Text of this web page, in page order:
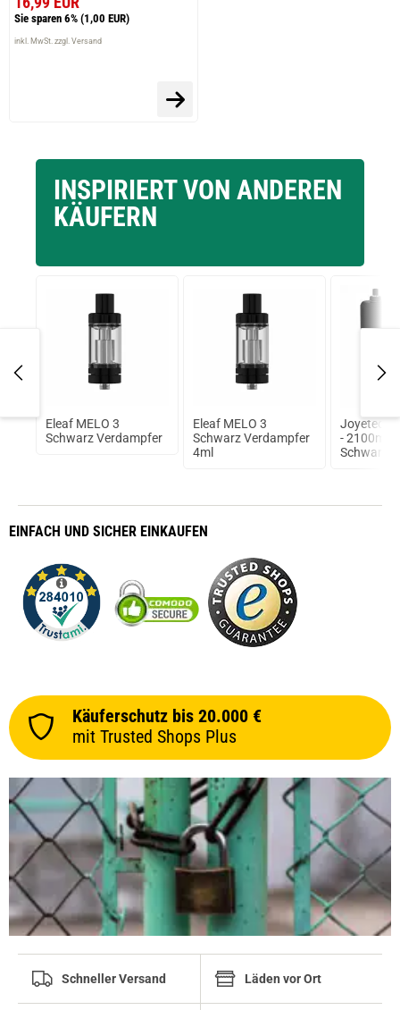
Sie sparen 6% (1,00 EUR)
inkl. MwSt. zzgl. Versand
INSPIRIERT VON ANDEREN
KÄUFERN
Eleaf MELO 3
Schwarz Verdampfer
Eleaf MELO 3
Schwarz Verdampfer
4ml
Joyetech
-
Schwarz
EINFACH UND SICHER EINKAUFEN
Käuferschutz bis 20.000 €
mit Trusted Shops Plus
Schneller Versand Läden vor Ort